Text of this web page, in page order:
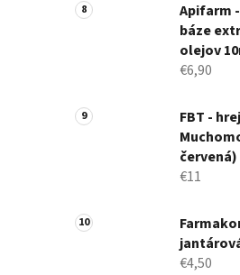
Apifarm
báze
olejov
€6,90
FBT -
€11
€4,50